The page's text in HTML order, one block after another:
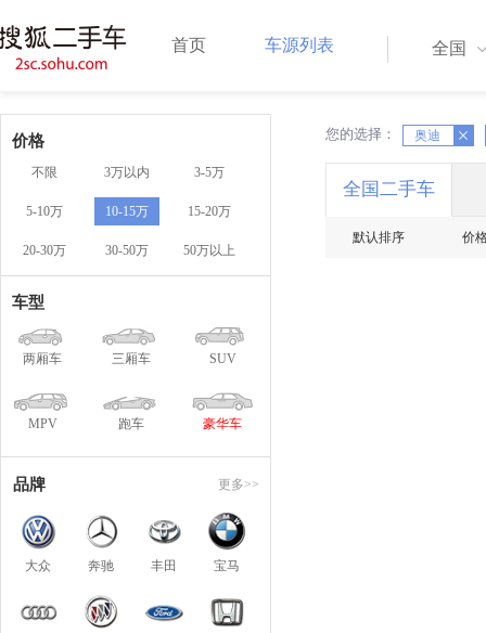
首页 车源列表 全国
价格
不限 3万以内 3-5万
5-10万 10-15万 15-20万
20-30万 30-50万 50万以上
车型
两厢车 三厢车 SUV
MPV 跑车 豪华车
品牌 更多>>
大众 奔驰 丰田 宝马
您的选择： 奥迪
X X
全国二手车
默认排序 价